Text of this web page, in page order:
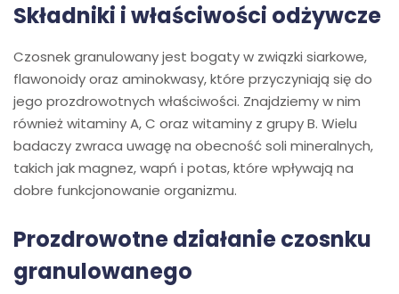
Składniki i właściwości odżywcze
Czosnek granulowany jest bogaty w związki siarkowe,
flawonoidy oraz aminokwasy, które przyczyniają się do
jego prozdrowotnych właściwości. Znajdziemy w nim
również witaminy A, C oraz witaminy z grupy B. Wielu
badaczy zwraca uwagę na obecność soli mineralnych,
takich jak magnez, wapń i potas, które wpływają na
dobre funkcjonowanie organizmu.
Prozdrowotne działanie czosnku
granulowanego